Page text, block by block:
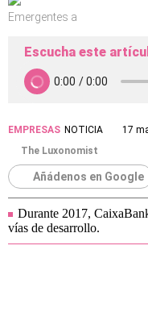
Emergentes a
Escucha este
EMPRESAS NOTICIA
17
The Luxonomist
Añádenos en Google
Durante 2017,
vías de desarrollo.